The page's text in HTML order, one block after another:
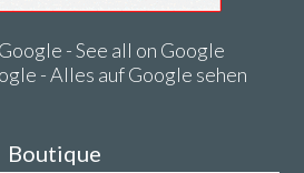
- See all on Google
- Alles auf Google sehen
Boutique